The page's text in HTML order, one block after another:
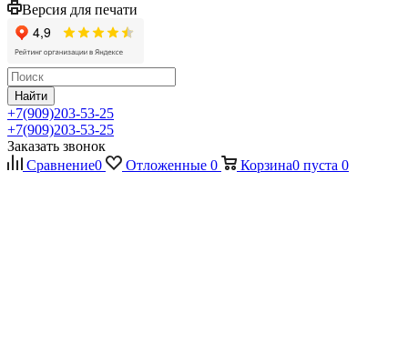
Версия для печати
Найти
+7(909)203-53-25
+7(909)203-53-25
Заказать звонок
Сравнение0 Отложенные 0 Корзина0 пуста 0